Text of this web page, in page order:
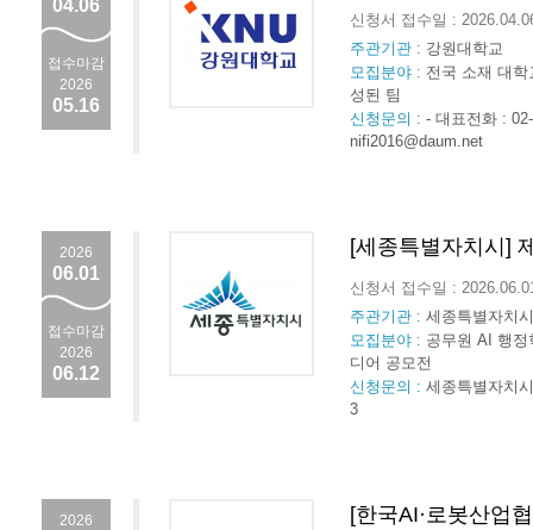
04.06
접수마감
2026
05.16
신청서 접수일 :
주관기관 : 강원대학교
모집분야 : 전국 소재 대
성된 팀
신청문의 : - 대표전화 :
nifi2016@daum.net
2026
06.01
접수마감
2026
06.12
[세종특별자치시]
신청서 접수일 :
주관기관 : 세종특별자치시
모집분야 : 공무원 AI 행
디어 공모전
신청문의 : 세종특별자치
3
2026 [한국AI·로봇산업